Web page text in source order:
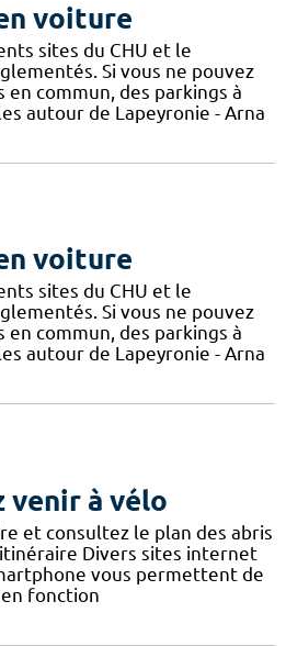
voiture
sites du CHU et le
Si vous ne pouvez
commun, des parkings à
autour de Lapeyronie - Arna
voiture
sites du CHU et le
Si vous ne pouvez
commun, des parkings à
autour de Lapeyronie - Arna
venir à vélo
et consultez le plan des abris
Divers sites internet
vous permettent de
fonction